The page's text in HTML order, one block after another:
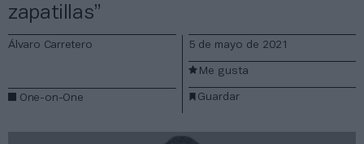
zapatillas”
Álvaro Carretero
One-on-One
5 de mayo de 2021
Guardar
Me gusta